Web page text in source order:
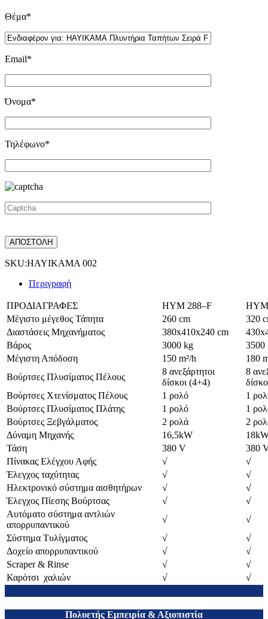
Θέμα*
Email*
Όνομα*
Τηλέφωνο*
SKU:HAYIKAMA 002
Περιγραφή
ΠΡΟΔΙΑΓΡΑΦΕΣ HYM 288–F
Μέγιστο μέγεθος Τάπητα
260 cm
320
Διαστάσεις Μηχανήματος
380x410x240 cm
Βάρος
3000 kg
3500
Μέγιστη Απόδοση
150 m²/h
180
Βούρτσες Πλυσίματος Πέλους
8 ανεξάρτητοι
δίσκοι (4+4)
8
Βούρτσες Χτενίσματος Πέλους
1 ρολό
1
Βούρτσες Πλυσίματος Πλάτης
1 ρολό
1
Βούρτσες Ξεβγάλματος
2 ρολά
2
Δύναμη Μηχανής
16,5kW
Τάση
380 V
380
Πίνακας Ελέγχου Αφής
√
√
Έλεγχος ταχύτητας
√
√
Ηλεκτρονικό σύστημα αισθητήρων
√
√
Έλεγχος Πίεσης Βούρτσας
√
√
Αυτόματο σύστημα αντλιών
απορρυπαντικού
√
√
Σύστημα Τυλίγματος
√
√
Δοχείο απορρυπαντικού
√
√
Scraper & Rinse
√
√
Καρότσι χαλιών
√ √
Πολυετής Εμπειρία & Αξιοπιστία